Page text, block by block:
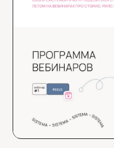
От вас нужно
только 3 часа,
остальное